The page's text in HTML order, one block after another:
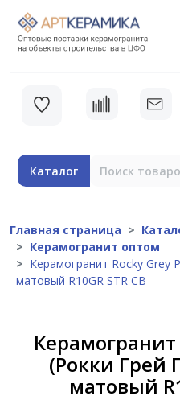
Каталог
Главная страница
Керамогранит оптом
Керамогранит Rocky Grey
матовый R10GR STR CB
Керамогранит
(Рокки Грей
матовый